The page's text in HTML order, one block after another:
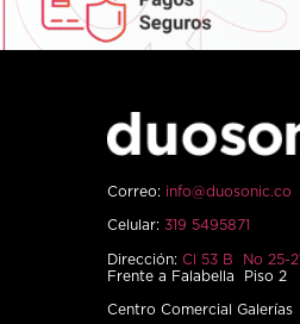
Correo: info@duosonic.co
Celular: 319 5495871
Dirección: Cl 53 B No 25-
Frente a Falabella Piso 2
Centro Comercial Galerías